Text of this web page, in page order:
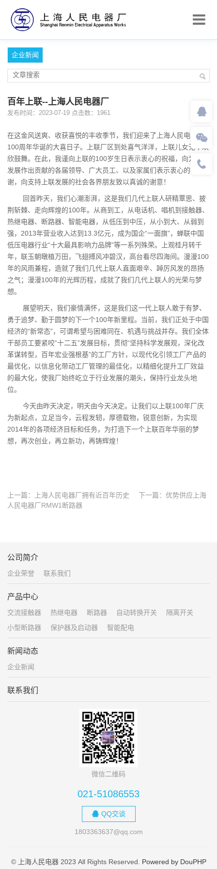
企业新闻
百年上联--上海人民电器厂
发布时间：2023-07-19 点击数：1961
在这金风送爽、收获喜悦的丰收季节，我们迎来了上海人民电器厂
100周年华诞的大喜日子。上联厂区到处喜气洋洋，上联儿女无不欢
欣鼓舞。在此，我谨向上联的100岁生日表示衷心的祝福，向为上联
发展作出贡献的各届领导、广大员工、以及家属们表示衷心的感
谢，向支持上联发展的社会各界朋友致以真诚的谢意！
回首昨天，我们心潮澎湃，这是我们几代上联人研精覃思、披
荆斩棘、走向辉煌的100年。从商到工，从电话机、唱机到接触器、
热继电器、断路器、智能电器，从低压到中压，从小到大、从弱到
强，2013年营业收入达到13.3亿元，成为国企“一面旗”，蝉联中国
低压电器行业“十大最具影响力品牌”等一系列殊荣。上观桂月转千
年，联玉朝暾植万田，飞翅搏风冲碧汉，高台看尽四海间。漫漫100
年的风雨兼程，造就了我们几代上联人直面艰辛、踔厉风发的昂扬
之气；漫漫100年的光辉历程，成就了我们几代上联人的光荣与梦
想。
展望明天，我们豪情满怀，这是我们这一代上联人敢于有梦、
勇于追梦、勤于圆梦的下一个100年新里程。当前，我们正处于中国
经济的“新常态”，可谓希望与困难同在、机遇与挑战并存。我们全体
干部员工要紧咬“十二五”发展目标，贯彻“坚持科学发展观，深化改
革谋转型，百年宏业强根基”的工厂方针，以现代化引领工厂产品的
最优化，以信息化带动工厂管理的最佳化，以精细化提升工厂效益
的最大化，使我厂始终屹立于行业发展的潮头，保持行业龙头地
位。
今天由昨天决定，明天由今天决定。让我们以上联100年厂庆
为新起点，立足当今，云程发轫，厚德载物，锐意创新，为实现
2014年的各项经济目标和任务，为打造下一个上联百年华丽的梦
想，再次创业，再立新功，再铸辉煌！
上一篇： 上海人民电器厂拥有近百年历史 下一篇： 优势供应上海
人民电器厂RMW1断路器
公司简介
企业荣誉 联系我们
产品中心
交流接触器 热继电器 断路器 自动转换开关
隔离开关
小型断路器
保护器及启动器 智能配电
新闻动态
企业新闻
联系我们
微信二维码
021-51086553
QQ交谈
1803363637@qq.com
© 上海人民电器 2023 All Rights Reserved. Powered by DouPHP